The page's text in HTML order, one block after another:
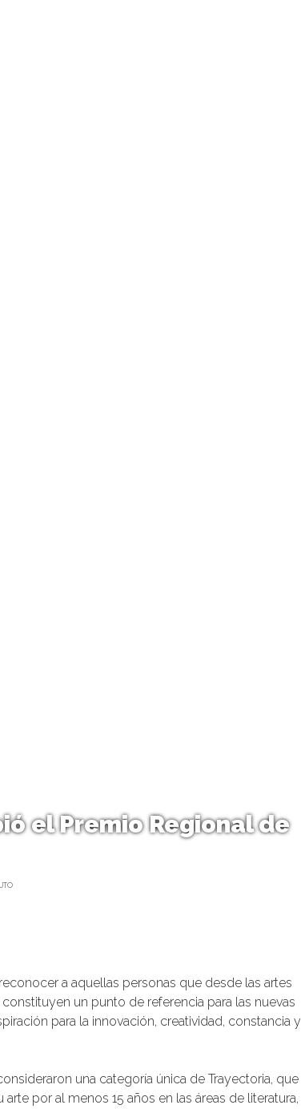
el Premio Regional de
a aquellas personas que desde las artes
un punto de referencia para las nuevas
para la innovación, creatividad, constancia y
una categoría única de Trayectoria, que
por al menos 15 años en las áreas de literatura,